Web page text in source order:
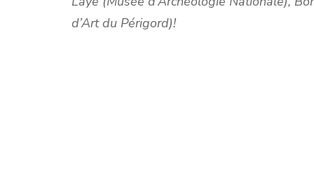
d’Art du Périgord)!